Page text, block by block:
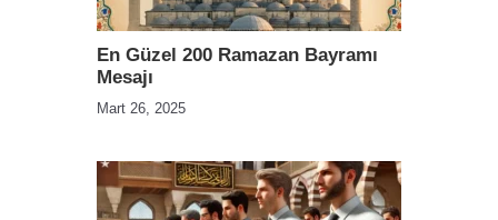
En Güzel 200 Ramazan Bayramı
Mesajı
Mart 26, 2025